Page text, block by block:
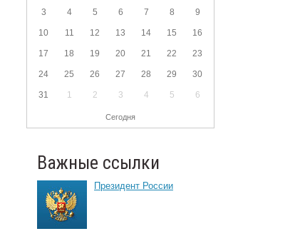
3 4 5 6 7 8 9
10 11 12 13 14 15 16
17 18 19 20 21 22 23
24 25 26 27 28 29 30
31 1 2 3 4 5 6
Сегодня
Важные ссылки
Президент России